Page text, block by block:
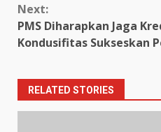
Next:
PMS Diharapkan Jaga
Kondusifitas Sukseskan
RELATED STORIES